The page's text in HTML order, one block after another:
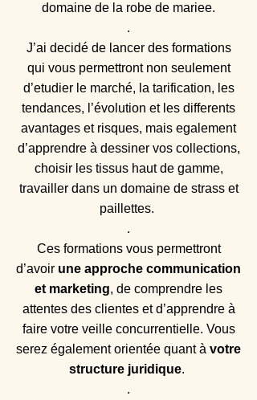
domaine de la robe de mariee.
.
J’ai decidé de lancer des formations
qui vous permettront non seulement
d’etudier le marché, la tarification, les
tendances, l’évolution et les differents
avantages et risques, mais egalement
d’apprendre à dessiner vos collections,
choisir les tissus haut de gamme,
travailler dans un domaine de strass et
paillettes.
.
Ces formations vous permettront
d’avoir une approche communication
et marketing, de comprendre les
attentes des clientes et d’apprendre à
faire votre veille concurrentielle. Vous
serez également orientée quant à votre
structure juridique.
.